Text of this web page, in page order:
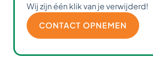
Wij zijn één klik van je verwijderd!
CONTACT OPNEMEN